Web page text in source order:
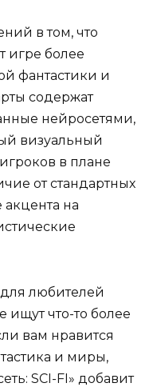
в том, что
игре более
фантастики и
содержат
нейросетями,
визуальный
в плане
от стандартных
на
любителей
что-то более
вам нравится
и миры,
SCI-FI» добавит